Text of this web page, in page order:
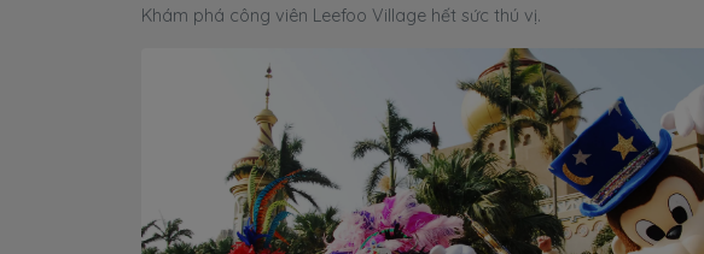
Khám phá công viên Leefoo Village hết sức thú vị.